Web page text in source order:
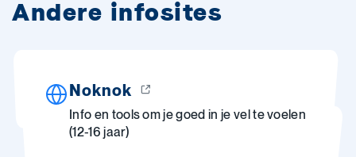
Andere infosites
Noknok
Info en tools om je goed in je vel te voelen
(12-16 jaar)